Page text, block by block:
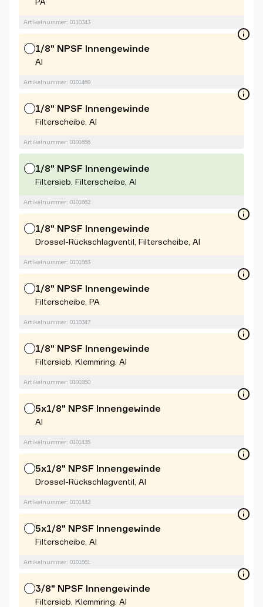
Artikelnummer: 0110343
1/8" NPSF Innengewinde
Al
Artikelnummer: 0101469
1/8" NPSF Innengewinde
Filterscheibe, Al
Artikelnummer: 0101656
1/8" NPSF Innengewinde
Filtersieb, Filterscheibe, Al
Artikelnummer: 0101662
1/8" NPSF Innengewinde
Drossel-Rückschlagventil, Filterscheibe, Al
Artikelnummer: 0101663
1/8" NPSF Innengewinde
Filterscheibe, PA
Artikelnummer: 0110347
1/8" NPSF Innengewinde
Filtersieb, Klemmring, Al
Artikelnummer: 0101850
5x1/8" NPSF Innengewinde
Al
Artikelnummer: 0101435
5x1/8" NPSF Innengewinde
Drossel-Rückschlagventil, Al
Artikelnummer: 0101442
5x1/8" NPSF Innengewinde
Filterscheibe, Al
Artikelnummer: 0101661
3/8" NPSF Innengewinde
Filtersieb, Klemmring, Al